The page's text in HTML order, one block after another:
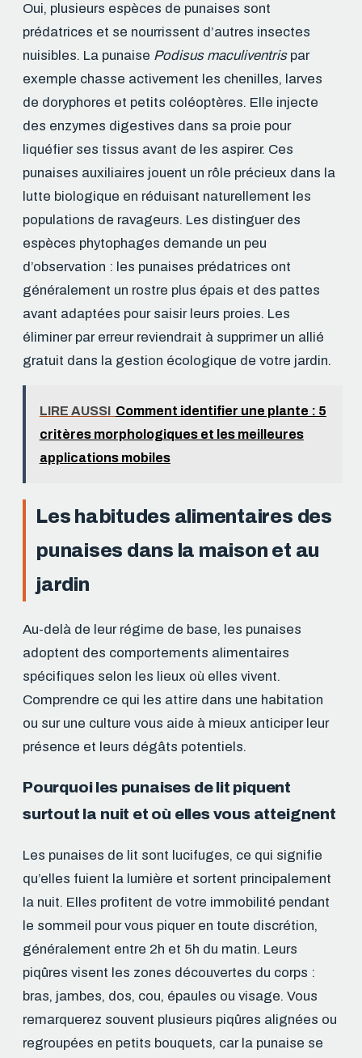
Oui, plusieurs espèces de punaises sont
prédatrices et se nourrissent d’autres insectes
nuisibles. La punaise Podisus maculiventrispar
exemple chasse activement les chenilles, larves
de doryphores et petits coléoptères. Elle injecte
des enzymes digestives dans sa proie pour
liquéfier ses tissus avant de les aspirer. Ces
punaises auxiliaires jouent un rôle précieux dans la
lutte biologique en réduisant naturellement les
populations de ravageurs. Les distinguer des
espèces phytophages demande un peu
d’observation : les punaises prédatrices ont
généralement un rostre plus épais et des pattes
avant adaptées pour saisir leurs proies. Les
éliminer par erreur reviendrait à supprimer un allié
gratuit dans la gestion écologique de votre jardin.
LIRE AUSSI Comment identifier une plante : 5
critères morphologiques et les meilleures
applications mobiles
Les habitudes alimentaires des
punaises dans la maison et au
jardin
Au-delà de leur régime de base, les punaises
adoptent des comportements alimentaires
spécifiques selon les lieux où elles vivent.
Comprendre ce qui les attire dans une habitation
ou sur une culture vous aide à mieux anticiper leur
présence et leurs dégâts potentiels.
Pourquoi les punaises de lit piquent
surtout la nuit et où elles vous atteignent
Les punaises de lit sont lucifuges, ce qui signifie
qu’elles fuient la lumière et sortent principalement
la nuit. Elles profitent de votre immobilité pendant
le sommeil pour vous piquer en toute discrétion,
généralement entre 2h et 5h du matin. Leurs
piqûres visent les zones découvertes du corps :
bras, jambes, dos, cou, épaules ou visage. Vous
remarquerez souvent plusieurs piqûres alignées ou
regroupées en petits bouquets, car la punaise se